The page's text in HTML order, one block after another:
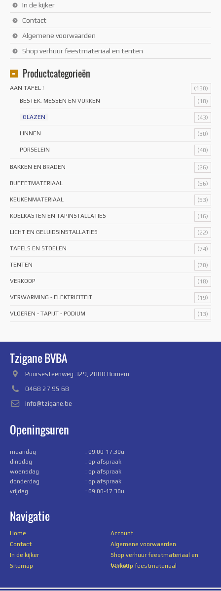
In de kijker
Contact
Algemene voorwaarden
Shop verhuur feestmateriaal en tenten
Productcategorieën
AAN TAFEL !
(130)
BESTEK, MESSEN EN VORKEN
(18)
GLAZEN (43)
LINNEN (30)
PORSELEIN (40)
BAKKEN EN BRADEN (26)
BUFFETMATERIAAL (56)
KEUKENMATERIAAL (53)
KOELKASTEN EN TAPINSTALLATIES (16)
LICHT EN GELUIDSINSTALLATIES (22)
TAFELS EN STOELEN (74)
TENTEN (70)
VERKOOP (18)
VERWARMING - ELEKTRICITEIT (19)
VLOEREN - TAPIJT - PODIUM (13)
Tzigane BVBA
Puursesteenweg 329, 2880 Bornem
0468 27 95 68
info@tzigane.be
Openingsuren
maandag
: 09.00-17.30u
dinsdag
: op afspraak
woensdag
: op afspraak
donderdag
: op afspraak
vrijdag
: 09.00-17.30u
Navigatie
Home
Account
Contact
Algemene voorwaarden
In de kijker
Shop verhuur feestmateriaal en
tenten
Sitemap Verkoop feestmateriaal